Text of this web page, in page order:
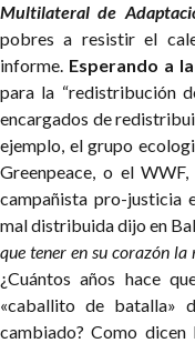
Multilateral de
pobres a resistir el
informe. Esperando a
para la “redistribución
encargados de
ejemplo, el grupo
Greenpeace, o el
campañista pro-justicia
mal distribuida dijo en
que tener en su corazón
¿Cuántos años hace
«caballito de batalla»
cambiado? Como dicen